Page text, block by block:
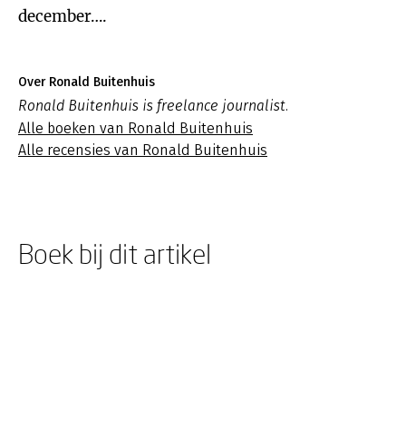
december….
Over Ronald Buitenhuis
Ronald Buitenhuis is freelance journalist.
Alle boeken van Ronald Buitenhuis
Alle recensies van Ronald Buitenhuis
Boek bij dit artikel